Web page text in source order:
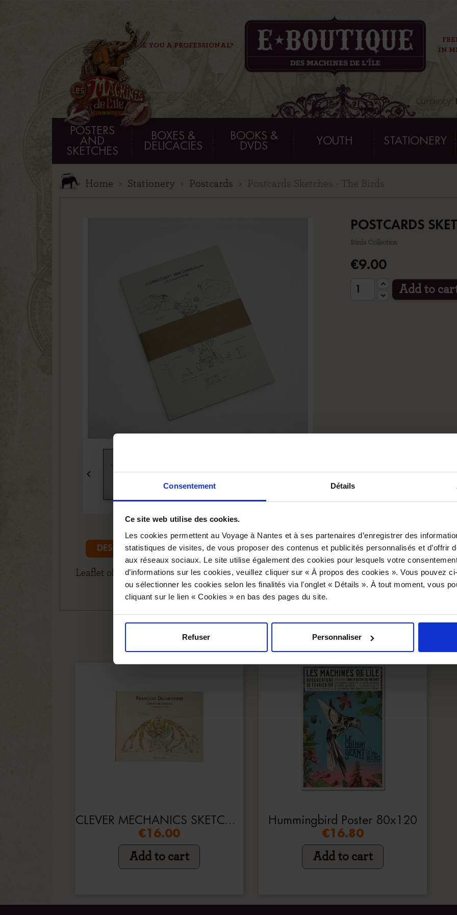
Consentement Détails
Ce site web utilise des cookies.
Les cookies permettent au Voyage à Nantes et à ses partenaires d’enregistrer des
statistiques de visites, de vous proposer des contenus et publicités personnalisés et d’offrir
aux réseaux sociaux. Le site utilise également des cookies pour lesquels votre
d’informations sur les cookies, veuillez cliquer sur « À propos des cookies ». Vous pouvez
ou sélectionner les cookies selon les finalités via l'onglet « Détails ». À tout moment, vous
cliquant sur le lien « Cookies » en bas des pages du site.
Refuser Personnaliser
ARE YOU A PROFESSIONAL?
IN
POSTERS
AND
SKETCHES
BOXES &
DELICACIES
BOOKS &
DVDS
YOUTH STATIONERY
Currency:
Home Stationery Postcards Postcards Sketches - The Birds
 
POSTCARDS
Birds Collection
€9.00
Add to
DESCRIPTION PRODUCT DETAILS
Leaflet of postcards from the birds collection, including 9 sketches by François
WE RECOMMEND YOU
CLEVER MECHANICS SKETCHBOOK
€16.00
Add to cart
Hummingbird Poster 80x120
€16.80
Add to cart